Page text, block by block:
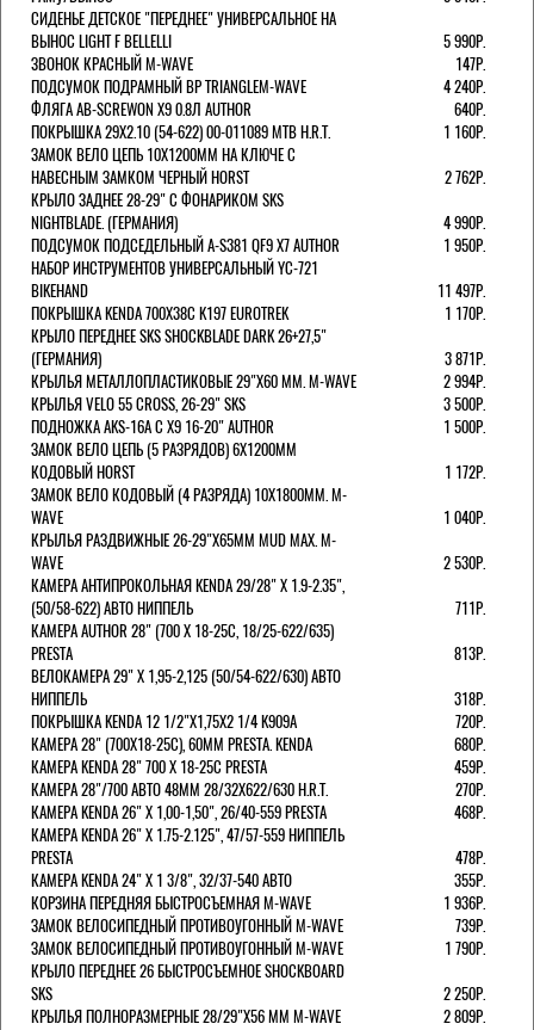
СИДЕНЬЕ ДЕТСКОЕ "ПЕРЕДНЕЕ" УНИВЕРСАЛЬНОЕ НА
ВЫНОС LIGHT F BELLELLI
5 990Р.
ЗВОНОК КРАСНЫЙ M-WAVE
147Р.
ПОДСУМОК ПОДРАМНЫЙ BP TRIANGLEM-WAVE
4 240Р.
ФЛЯГА AB-SCREWON X9 0.8Л AUTHOR
640Р.
ПОКРЫШКА 29X2.10 (54-622) 00-011089 MTB H.R.T.
1 160Р.
ЗАМОК ВЕЛО ЦЕПЬ 10Х1200ММ НА КЛЮЧЕ С
НАВЕСНЫМ ЗАМКОМ ЧЕРНЫЙ HORST
2 762Р.
КРЫЛО ЗАДНЕЕ 28-29" С ФОНАРИКОМ SKS
NIGHTBLADE. (ГЕРМАНИЯ)
4 990Р.
ПОДСУМОК ПОДСЕДЕЛЬНЫЙ A-S381 QF9 X7 AUTHOR
1 950Р.
НАБОР ИНСТРУМЕНТОВ УНИВЕРСАЛЬНЫЙ YC-721
BIKEHAND
11 497Р.
ПОКРЫШКА KENDA 700Х38С K197 EUROTREK
1 170Р.
КРЫЛО ПЕРЕДНЕЕ SKS SHOCKBLADE DARK 26+27,5"
(ГЕРМАНИЯ)
3 871Р.
КРЫЛЬЯ МЕТАЛЛОПЛАСТИКОВЫЕ 29"Х60 ММ. M-WAVE
2 994Р.
КРЫЛЬЯ VELO 55 CROSS, 26-29" SKS
3 500Р.
ПОДНОЖКА AKS-16A C X9 16-20" AUTHOR
1 500Р.
ЗАМОК ВЕЛО ЦЕПЬ (5 РАЗРЯДОВ) 6Х1200ММ
КОДОВЫЙ HORST
1 172Р.
ЗАМОК ВЕЛО КОДОВЫЙ (4 РАЗРЯДА) 10Х1800ММ. M-
WAVE
1 040Р.
КРЫЛЬЯ РАЗДВИЖНЫЕ 26-29"Х65ММ MUD MAX. M-
WAVE
2 530Р.
КАМЕРА АНТИПРОКОЛЬНАЯ KENDA 29/28" Х 1.9-2.35",
(50/58-622) АВТО НИППЕЛЬ
711Р.
КАМЕРА AUTHOR 28" (700 Х 18-25С, 18/25-622/635)
PRESTA
813Р.
ВЕЛОКАМЕРА 29" X 1,95-2,125 (50/54-622/630) АВТО
НИППЕЛЬ
318Р.
ПОКРЫШКА KENDA 12 1/2"Х1,75X2 1/4 K909A
720Р.
КАМЕРА 28" (700Х18-25С), 60ММ PRESTA. KENDA
680Р.
КАМЕРА KENDA 28" 700 Х 18-25С PRESTA
459Р.
КАМЕРА 28"/700 АВТО 48ММ 28/32Х622/630 H.R.T.
270Р.
КАМЕРА KENDA 26" Х 1,00-1,50", 26/40-559 PRESTA
468Р.
КАМЕРА KENDA 26" Х 1.75-2.125", 47/57-559 НИППЕЛЬ
PRESTA
478Р.
КАМЕРА KENDA 24" Х 1 3/8", 32/37-540 АВТО
355Р.
КОРЗИНА ПЕРЕДНЯЯ БЫСТРОСЪЕМНАЯ M-WAVE
1 936Р.
ЗАМОК ВЕЛОСИПЕДНЫЙ ПРОТИВОУГОННЫЙ M-WAVE
739Р.
ЗАМОК ВЕЛОСИПЕДНЫЙ ПРОТИВОУГОННЫЙ M-WAVE
1 790Р.
КРЫЛО ПЕРЕДНЕЕ 26 БЫСТРОСЪЕМНОЕ SHOCKBOARD
SKS
2 250Р.
КРЫЛЬЯ ПОЛНОРАЗМЕРНЫЕ 28/29"Х56 ММ M-WAVE
2 809Р.